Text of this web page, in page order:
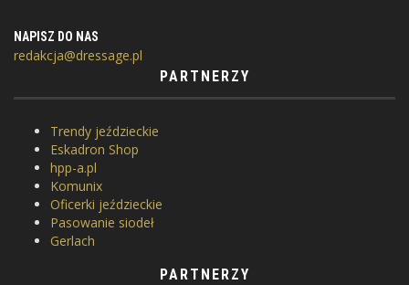
NAPISZ DO NAS
redakcja@dressage.pl
PARTNERZY
Trendy jeździeckie
Eskadron Shop
hpp-a.pl
Komunix
Oficerki jeździeckie
Pasowanie siodeł
Gerlach
PARTNERZY